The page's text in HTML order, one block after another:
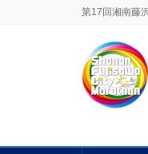
第17回湘南藤